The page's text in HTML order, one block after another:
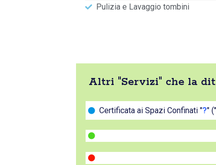
Pulizia e Lavaggio tombini
Altri "Servizi" che la
Certificata ai Spazi Confinati "?"